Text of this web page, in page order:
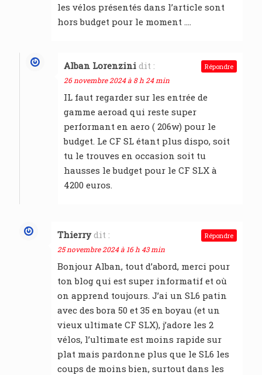
les vélos présentés dans l’article sont
hors budget pour le moment ….
Alban Lorenzini dit :
26 novembre 2024 à 8 h 24 min
IL faut regarder sur les entrée de
gamme aeroad qui reste super
performant en aero ( 206w) pour le
budget. Le CF SL étant plus dispo, soit
tu le trouves en occasion soit tu
hausses le budget pour le CF SLX à
4200 euros.
Répondre
Thierry dit :
25 novembre 2024 à 16 h 43 min
Bonjour Alban, tout d’abord, merci pour
ton blog qui est super informatif et où
on apprend toujours. J’ai un SL6 patin
avec des bora 50 et 35 en boyau (et un
vieux ultimate CF SLX), j’adore les 2
vélos, l’ultimate est moins rapide sur
plat mais pardonne plus que le SL6 les
coups de moins bien, surtout dans les
Répondre